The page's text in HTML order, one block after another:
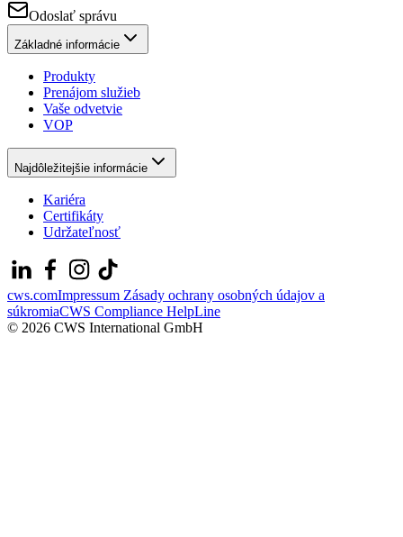
Odoslať správu
Základné informácie
Produkty
Prenájom služieb​
Vaše odvetvie
VOP
Najdôležitejšie informácie
Kariéra
Certifikáty
Udržateľnosť
cws.comImpressum Zásady ochrany osobných údajov a
súkromiaCWS Compliance HelpLine
© 2026 CWS International GmbH